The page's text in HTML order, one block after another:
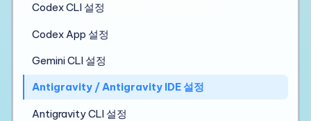
Codex CLI 설정
Codex App 설정
Gemini CLI 설정
Antigravity / Antigravity IDE 설정
Antigravity CLI 설정